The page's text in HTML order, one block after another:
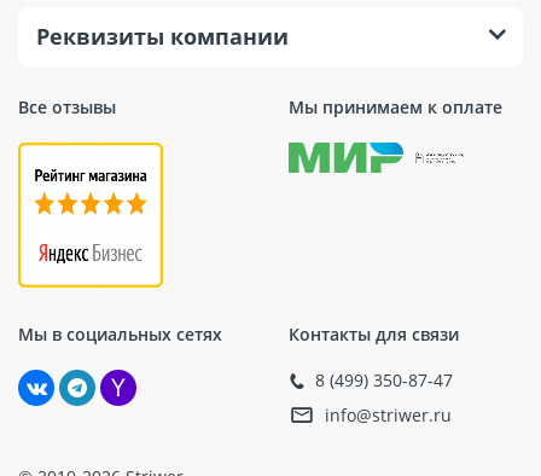
Все отзывы Мы принимаем к оплате
Мы в социальных сетях Контакты для связи
8 (499) 350-87-47
info@striwer.ru
Реквизиты компании